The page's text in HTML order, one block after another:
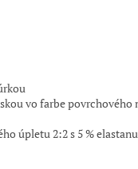
vo farbe povrchového
úpletu 2:2 s 5 % elastanu